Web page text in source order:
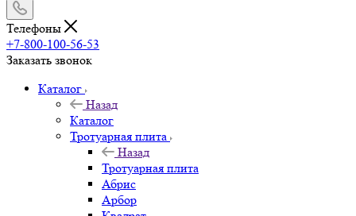
Телефоны
+7-800-100-56-53
Заказать звонок
Каталог
Назад
Каталог
Тротуарная плита
Назад
Тротуарная плита
Абрис
Арбор